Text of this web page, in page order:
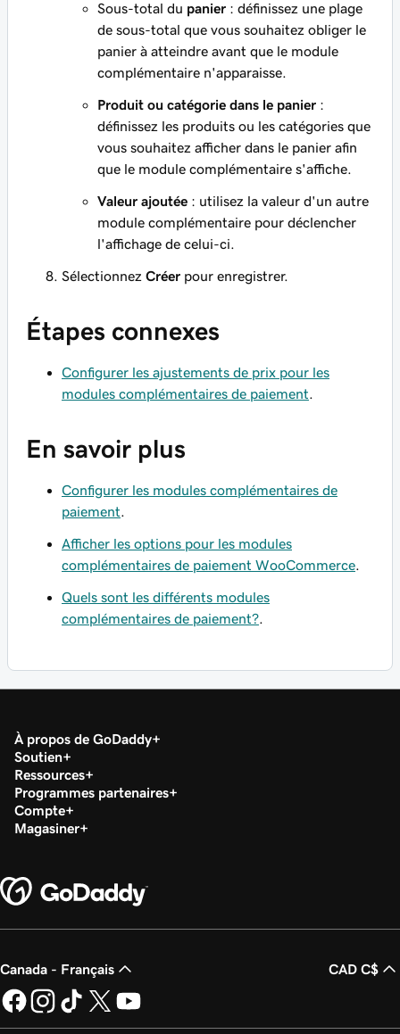
Sous-total du panier : définissez une plage
de sous-total que vous souhaitez obliger le
panier à atteindre avant que le module
complémentaire n'apparaisse.
Produit ou catégorie dans le panier :
définissez les produits ou les catégories que
vous souhaitez afficher dans le panier afin
que le module complémentaire s'affiche.
Valeur ajoutée : utilisez la valeur d'un autre
module complémentaire pour déclencher
l'affichage de celui-ci.
Sélectionnez Créer pour enregistrer.
Étapes connexes
Configurer les ajustements de prix pour les
modules complémentaires de paiement
En savoir plus
Configurer les modules complémentaires de
paiement
Afficher les options pour les modules
complémentaires de paiement WooCommerce
Quels sont les différents modules
complémentaires de paiement?
À propos de GoDaddy
Soutien
Ressources
Programmes partenaires
Compte
Magasiner
Canada - Français CAD C$